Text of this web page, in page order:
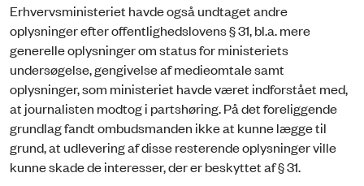
Erhvervsministeriet havde også undtaget andre
oplysninger efter offentlighedslovens § 31, bl.a. mere
generelle oplysninger om status for ministeriets
undersøgelse, gengivelse af medieomtale samt
oplysninger, som ministeriet havde været indforstået med,
at journalisten modtog i partshøring. På det foreliggende
grundlag fandt ombudsmanden ikke at kunne lægge til
grund, at udlevering af disse resterende oplysninger ville
kunne skade de interesser, der er beskyttet af § 31.